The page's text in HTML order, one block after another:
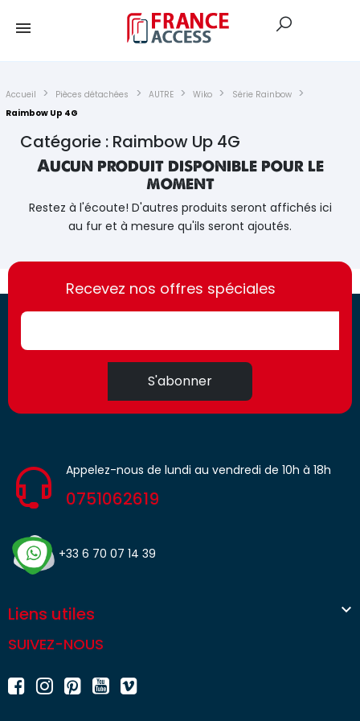
Accueil Pièces détachées AUTRE Wiko
Série Rainbow
Raimbow Up 4G
Catégorie : Raimbow Up 4G
Aucun produit disponible pour le
moment
Restez à l'écoute! D'autres produits seront affichés ici
au fur et à mesure qu'ils seront ajoutés.
https://france-
access.fr
https://france-
access.fr
Recevez nos offres spéciales
S'abonner
Appelez-nous de lundi au vendredi de 10h à 18h
0751062619
+33 6 70 07 14 39
Liens utiles 
SUIVEZ-NOUS